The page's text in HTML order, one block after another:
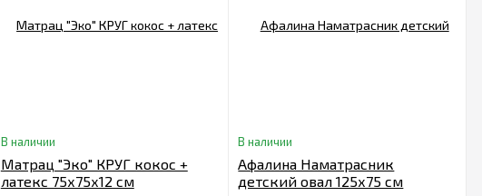
В наличии
Матрац "Эко" КРУГ кокос +
латекс 75х75х12 см
В наличии
Афалина Наматрасник
детский овал 125х75 см